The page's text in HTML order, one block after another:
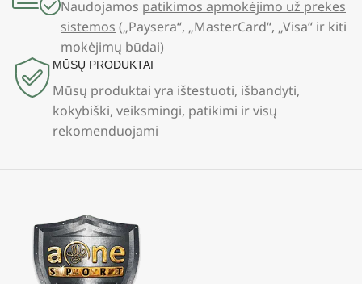
Naudojamos patikimos apmokėjimo už prekes
sistemos („Paysera“, „MasterCard“, „Visa“ ir kiti
mokėjimų būdai)
MŪSŲ PRODUKTAI
Mūsų produktai yra ištestuoti, išbandyti,
kokybiški, veiksmingi, patikimi ir visų
rekomenduojami